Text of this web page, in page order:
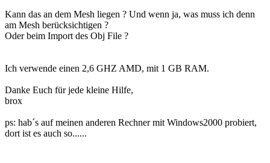
Kann das an dem Mesh liegen ? Und wenn ja, was muss ich denn
am Mesh berücksichtigen ?
Oder beim Import des Obj File ?
Ich verwende einen 2,6 GHZ AMD, mit 1 GB RAM.
Danke Euch für jede kleine Hilfe,
brox
ps: hab´s auf meinen anderen Rechner mit Windows2000 probiert,
dort ist es auch so......